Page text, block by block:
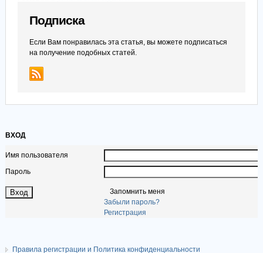
Подписка
Если Вам понравилась эта статья, вы можете подписаться
на получение подобных статей.
ВХОД
Имя пользователя
Пароль
Запомнить меня
Забыли пароль?
Регистрация
Правила регистрации и Политика конфиденциальности